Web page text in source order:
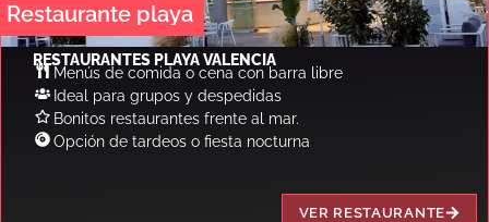
Restaurante playa
RESTAURANTES PLAYA VALENCIA
Menús de comida o cena con barra libre
Ideal para grupos y despedidas
Bonitos restaurantes frente al mar.
Opción de tardeos o fiesta nocturna
VER RESTAURANTE